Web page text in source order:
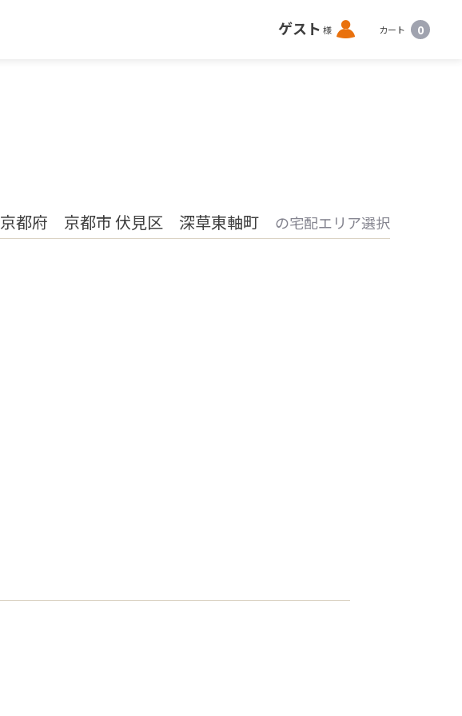
ゲスト 様 ロ
グ
カート 0
京都府 京都市 伏見区 深草東軸町 の宅配エリア選択